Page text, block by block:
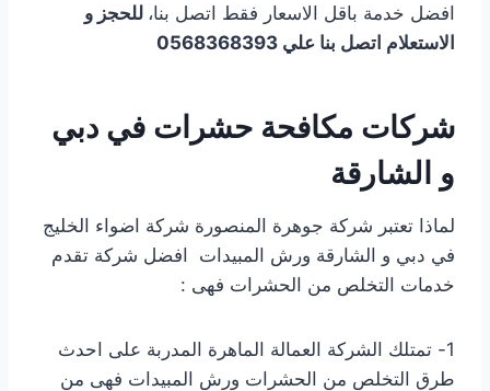
افضل خدمة باقل الاسعار فقط اتصل بنا، للحجز و
الاستعلام اتصل بنا علي 0568368393
شركات مكافحة حشرات في دبي
و الشارقة
لماذا تعتبر شركة جوهرة المنصورة شركة اضواء الخليج
في دبي و الشارقة ورش المبيدات افضل شركة تقدم
خدمات التخلص من الحشرات فهى :
1- تمتلك الشركة العمالة الماهرة المدربة على احدث
طرق التخلص من الحشرات ورش المبيدات فهى من